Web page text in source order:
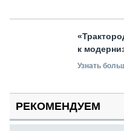
к
Узнать
РЕКОМЕНДУЕМ